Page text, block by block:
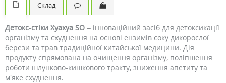
Склад
Детокс-стіки Хуахуа SO – інноваційний засіб для детоксикації
організму та схуднення на основі ензимів соку дикорослої
берези та трав традиційної китайської медицини. Дія
продукту спрямована на очищення організму, поліпшення
роботи шлунково-кишкового тракту, зниження апетиту та
м'яке схуднення.